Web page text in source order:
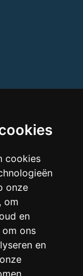
cookies
onze
om
en
ons
en